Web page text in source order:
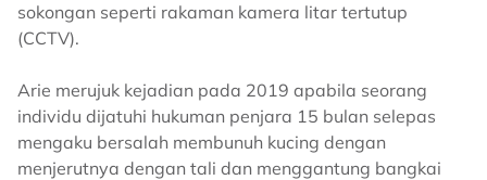
sokongan seperti rakaman kamera litar tertutup
(CCTV).
Arie merujuk kejadian pada 2019 apabila seorang
individu dijatuhi hukuman penjara 15 bulan selepas
mengaku bersalah membunuh kucing dengan
menjerutnya dengan tali dan menggantung bangkai